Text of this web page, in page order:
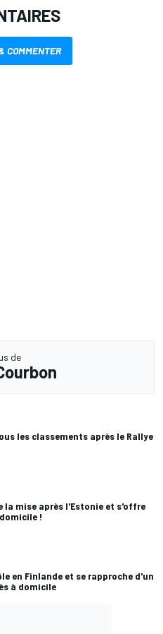
COMMENTER
de
les classements après le Rallye
la mise après l'Estonie et s'offre
!
en Finlande et se rapproche d'un
à domicile